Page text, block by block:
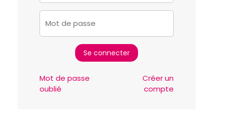
Mot de passe
Mot de passe
oublié
Créer un
compte